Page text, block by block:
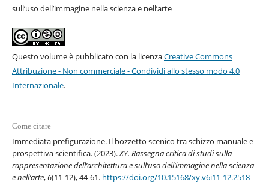
sull’uso dell’immagine nella scienza e nell’arte
Questo volume è pubblicato con la licenzaCreative Commons
Attribuzione - Non commerciale - Condividi allo stesso modo 4.0
Internazionale.
Come citare
Immediata prefigurazione. Il bozzetto scenico tra schizzo manuale e
prospettiva scientifica. (2023).XY. Rassegna critica di studi sulla
rappresentazione dell’architettura e sull’uso dell’immagine nella scienza
e nell’arte,6(11-12), 44-61. https://doi.org/10.15168/xy.v6i11-12.2518